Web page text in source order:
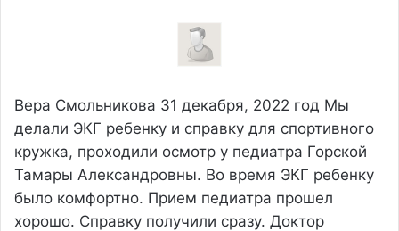
Вера Смольникова 31 декабря, 2022 год Мы
делали ЭКГ ребенку и справку для спортивного
кружка, проходили осмотр у педиатра Горской
Тамары Александровны. Во время ЭКГ ребенку
было комфортно. Прием педиатра прошел
хорошо. Справку получили сразу. Доктор